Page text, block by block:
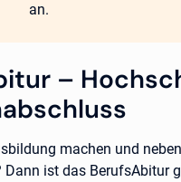
an.
–
machen und
Dann ist das BerufsAbitur